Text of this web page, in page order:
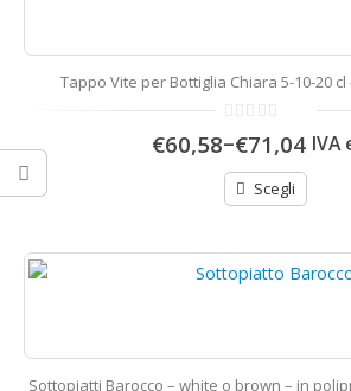
Tappo Vite per Bottiglia Chiara 5-10-20 cl
0
di
€60,58–€71,04 IVA
Scegli
Sottopiatti Barocco – white o brown – in